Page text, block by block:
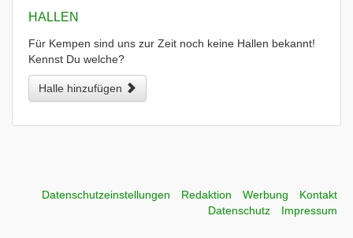
HALLEN
Für Kempen sind uns zur Zeit noch keine Hallen bekannt!
Kennst Du welche?
Halle hinzufügen
Datenschutzeinstellungen Redaktion Werbung
Kontakt
Datenschutz
Impressum